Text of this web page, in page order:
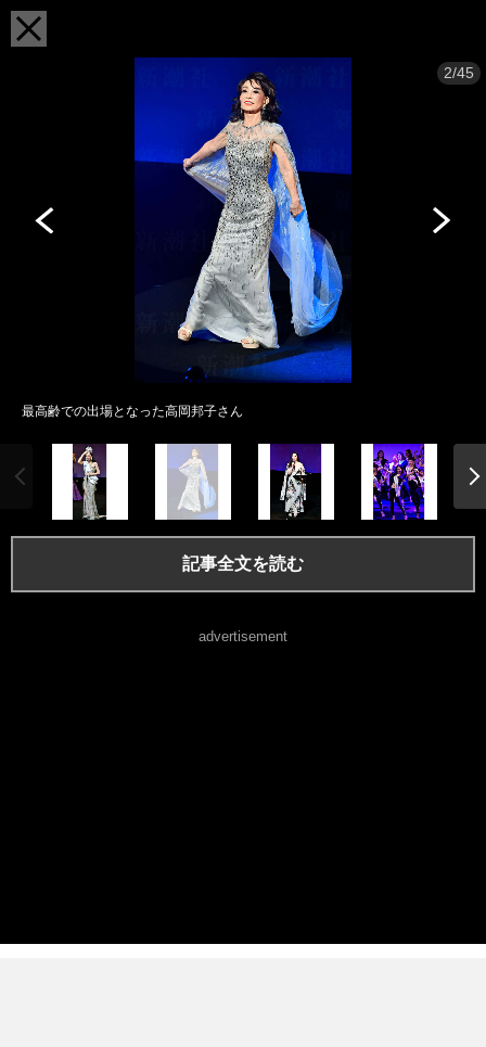
2/45
最高齢での出場となった高岡邦子さん
記事全文を読む
advertisement